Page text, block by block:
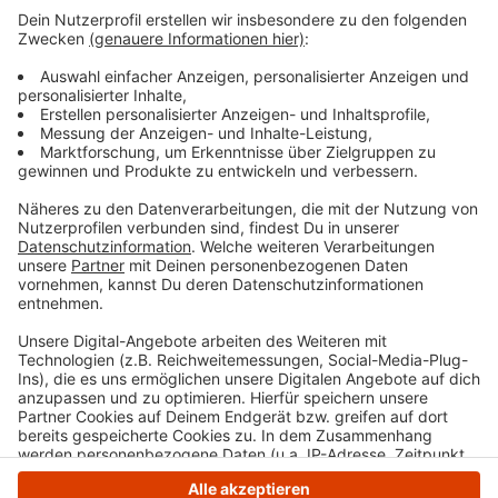
Wie wird euer Jahresstart 2024? Macht euch keine
Sorgen, alles wird gut! Auf rauer See braucht man
einen erfahrenen Kapitän, der einen in den sicheren
Hafen der guten Laune schippert. Atzes Mantra für ein
glückliches Leben: "Lass' mich mal machen." Also volle
Kraft voraus und viel Spaß bei Atze Schröders
Kaltstart 24.
Anzeige
Anzeige